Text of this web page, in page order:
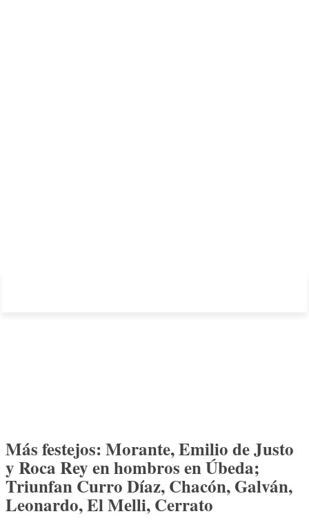
Más festejos: Morante, Emilio de Justo
y Roca Rey en hombros en Úbeda;
Triunfan Curro Díaz, Chacón, Galván,
Leonardo, El Melli, Cerrato